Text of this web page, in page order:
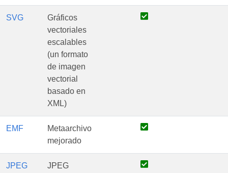
SVG
Gráficos
vectoriales
escalables
(un formato
de imagen
vectorial
basado en
XML)
EMF
Metaarchivo
mejorado
JPEG
JPEG